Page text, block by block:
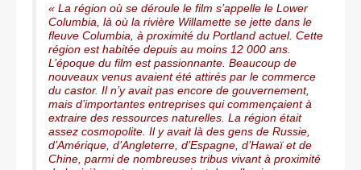
« La région où se déroule le film s’appelle le Lower
Columbia, là où la rivière Willamette se jette dans le
fleuve Columbia, à proximité du Portland actuel. Cette
région est habitée depuis au moins 12 000 ans.
L’époque du film est passionnante. Beaucoup de
nouveaux venus avaient été attirés par le commerce
du castor. Il n’y avait pas encore de gouvernement,
mais d’importantes entreprises qui commençaient à
extraire des ressources naturelles. La région était
assez cosmopolite. Il y avait là des gens de Russie,
d’Amérique, d’Angleterre, d’Espagne, d’Hawaï et de
Chine, parmi de nombreuses tribus vivant à proximité